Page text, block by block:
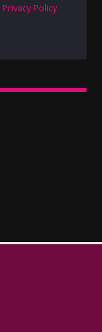
Privacy Policy